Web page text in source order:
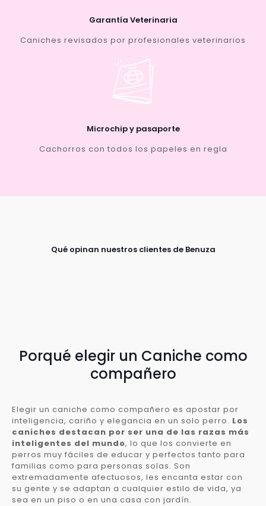
Garantía Veterinaria
Caniches revisados por profesionales veterinarios
Microchip y pasaporte
Cachorros con todos los papeles en regla
Qué opinan nuestros clientes de Benuza
Porqué elegir un Caniche como
compañero
Elegir un caniche como compañero es apostar por
inteligencia, cariño y elegancia en un solo perro. Los
caniches destacan por ser una de las razas más
inteligentes del mundo, lo que los convierte en
perros muy fáciles de educar y perfectos tanto para
familias como para personas solas. Son
extremadamente afectuosos, les encanta estar con
su gente y se adaptan a cualquier estilo de vida, ya
sea en un piso o en una casa con jardín.